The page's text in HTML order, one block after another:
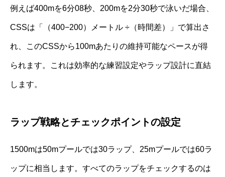
例えば400mを6分08秒、200mを2分30秒で泳いだ場合、
CSSは「（400−200）メートル ÷（時間差）」で算出さ
れ、このCSSから100mあたりの維持可能なペースが得
られます。これは効率的な練習設定やラップ設計に直結
します。
ラップ戦略とチェックポイントの設定
1500mは50mプールでは30ラップ、25mプールでは60ラ
ップに相当します。すべてのラップをチェックするのは